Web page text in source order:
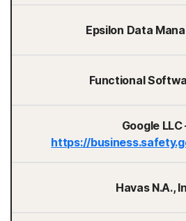
Epsilon Data
Functional
Google LLC
https://
Havas N.A.,